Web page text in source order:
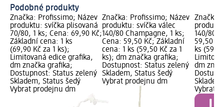
Podobné produkty
Značka: Profissimo; Název
produktu: svíčka plisovaná
70/80, 1 ks; Cena: 69,90 Kč;
Základní cena: 1 ks
(69,90 Kč za 1 ks);
Limitovaná edice grafika,
dm značka grafika;
Dostupnost: Status zelený
Skladem, Status šedý
Vybrat prodejnu dm
Značka: Profissimo; Název
produktu: svíčka válec
140/80 Champagne, 1 ks;
Cena: 59,50 Kč; Základní
cena: 1 ks (59,50 Kč za 1
ks); dm značka grafika;
Dostupnost: Status zelený
Skladem, Status šedý
Vybrat prodejnu dm
Značka:
140/80
59,50
ks
dm
Vybrat